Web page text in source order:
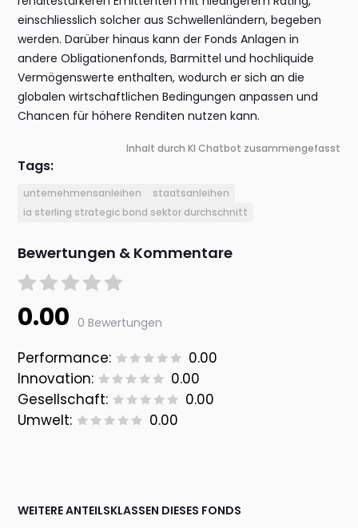
einschliesslich solcher aus Schwellenländern, begeben
werden. Darüber hinaus kann der Fonds Anlagen in
andere Obligationenfonds, Barmittel und hochliquide
Vermögenswerte enthalten, wodurch er sich an die
globalen wirtschaftlichen Bedingungen anpassen und
Chancen für höhere Renditen nutzen kann.
Inhalt durch KI Chatbot zusammengefasst
Tags:
unternehmensanleihen
staatsanleihen
ia sterling strategic bond sektor durchschnitt
Bewertungen & Kommentare
0.00 0 Bewertungen
Performance:
0.00
Innovation:
0.00
Gesellschaft:
0.00
Umwelt:
0.00
WEITERE ANTEILSKLASSEN DIESES FONDS